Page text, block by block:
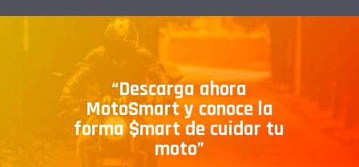
“Descarga ahora
MotoSmart y conoce la
forma $mart de cuidar tu
moto”